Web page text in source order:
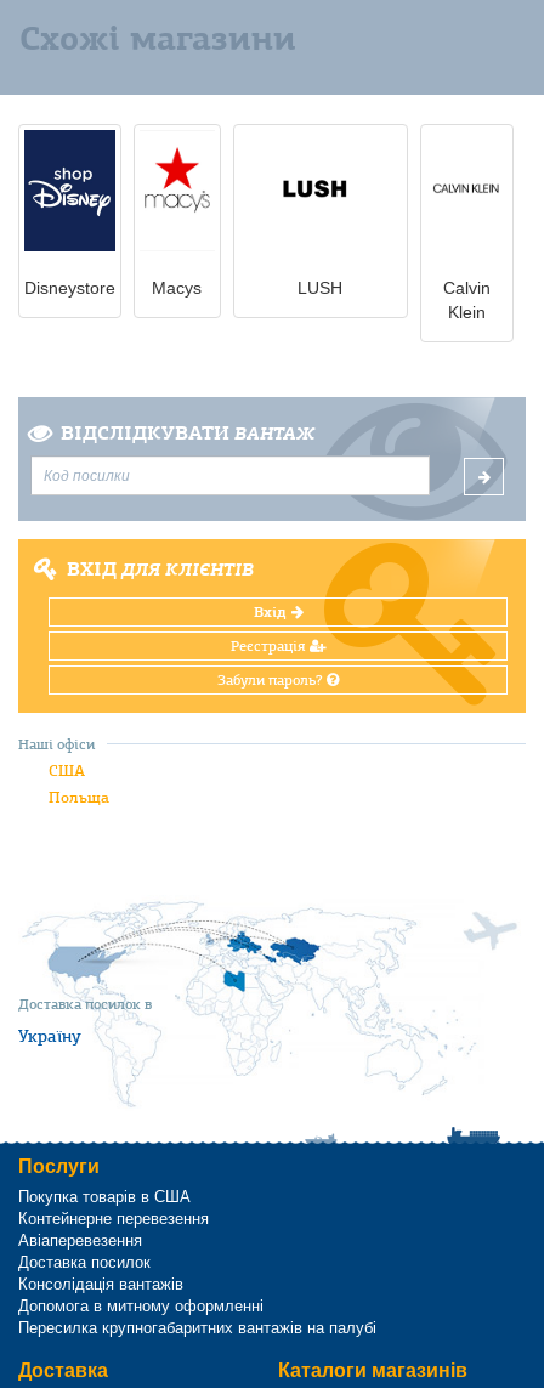
Схожі магазини
Disneystore Macys LUSH
Calvin
Klein
ВІДСЛІДКУВАТИ ВАНТАЖ
ВХІДДЛЯ КЛІЄНТІВ
Вхід
Реєстрація
Забули пароль?
Доставка посилок в
Україну
Наші офіси
США
Польща
Послуги
Покупка товарів в США
Контейнерне перевезення
Авіаперевезення
Доставка посилок
Консолідація вантажів
Допомога в митному оформленні
Пересилка крупногабаритних вантажів на палубі
Доставка Каталоги магазинів